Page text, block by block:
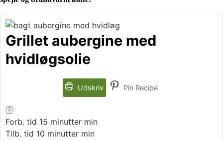
Grillet aubergine med
hvidløgsolie
Udskriv Pin Recipe
Forb. tid 15 minutter min
Tilb. tid 10 minutter min